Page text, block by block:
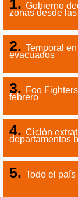
Gobierno
zonas desde
Temporal
evacuados
Foo
febrero
Ciclón
departamentos
Todo el